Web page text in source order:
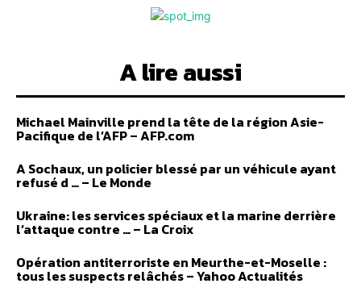
A lire aussi
Michael Mainville prend la tête de la région Asie-
Pacifique de l’AFP – AFP.com
A Sochaux, un policier blessé par un véhicule ayant
refusé d … – Le Monde
Ukraine: les services spéciaux et la marine derrière
l’attaque contre … – La Croix
Opération antiterroriste en Meurthe-et-Moselle :
tous les suspects relâchés – Yahoo Actualités